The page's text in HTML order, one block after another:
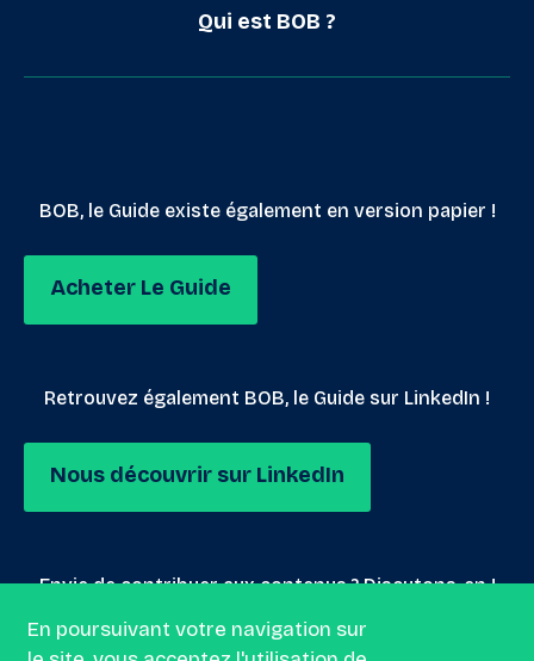
Qui est BOB ?
BOB, le Guide existe également en version papier !
Acheter Le Guide
Retrouvez également BOB, le Guide sur LinkedIn !
Nous découvrir sur LinkedIn
Envie de contribuer aux contenus ? Discutons-en !
En poursuivant votre navigation sur